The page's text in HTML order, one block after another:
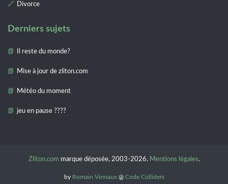
Divorce
Derniers sujets
Il reste du monde?
Mise à jour de zliton.com
Météo du moment
jeu en pause ????
Zliton.com marque déposée, 2003-2026. Mentions légales.
by Romain Virmaux@ Code Colliders